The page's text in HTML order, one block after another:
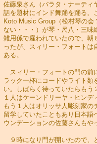
佐藤泉さん（バラタ・ナーティ
話を題材にインド舞踊を踊る。
Koto Music Group（松村琴の
ない・・・）が琴・尺八・三
雑用係で雇われていたので、朝
ったが、スィリー・フォート
ある。
スィリー・フォートの門の前
ラック一杯にコードやライト類
い。しばらく待っていたらもう
１人はケーンドリーヤ・ヒンデ
もう１人はオリッサ人彫刻家
留学していたこともあり日本語
ウンデーションの佐藤さんもや
９時になり門が開いたので、